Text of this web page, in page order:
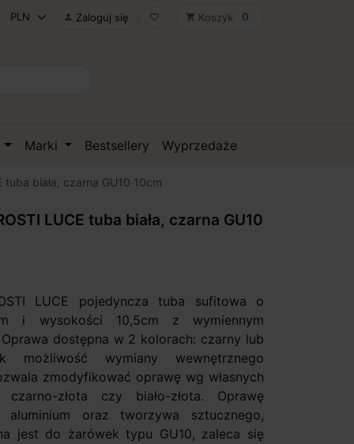
 Zaloguj się favorite_border shopping_cart Koszyk 0
Marki Bestsellery Wyprzedaże
tuba biała, czarna GU10 10cm
LUCE tuba biała, czarna GU10
LUCE pojedyncza tuba sufitowa o
i wysokości 10,5cm z wymiennym
dostępna w 2 kolorach: czarny lub
możliwość wymiany wewnętrznego
zmodyfikować oprawę wg własnych
złota czy biało-złota. Oprawę
aluminium oraz tworzywa sztucznego,
jest do żarówek typu GU10, zaleca się